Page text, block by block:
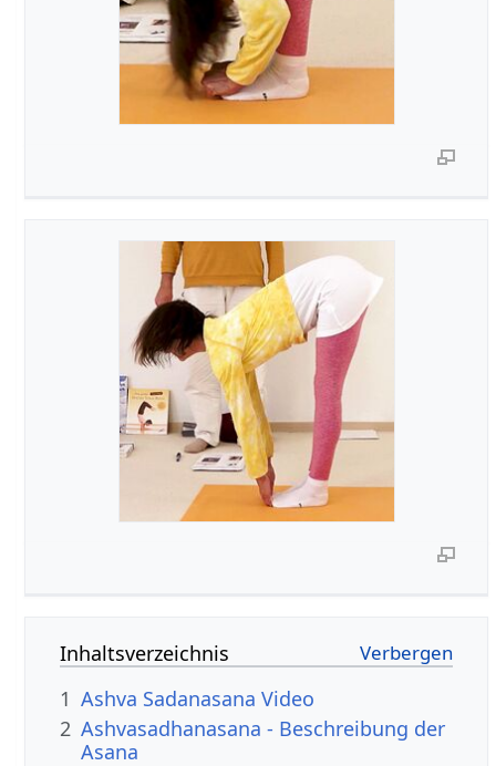
Inhaltsverzeichnis
1 Ashva Sadanasana Video
2 Ashvasadhanasana - Beschreibung der
Asana